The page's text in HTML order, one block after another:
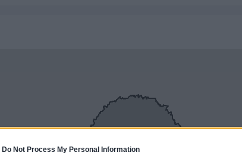
Do Not Process My Personal Information